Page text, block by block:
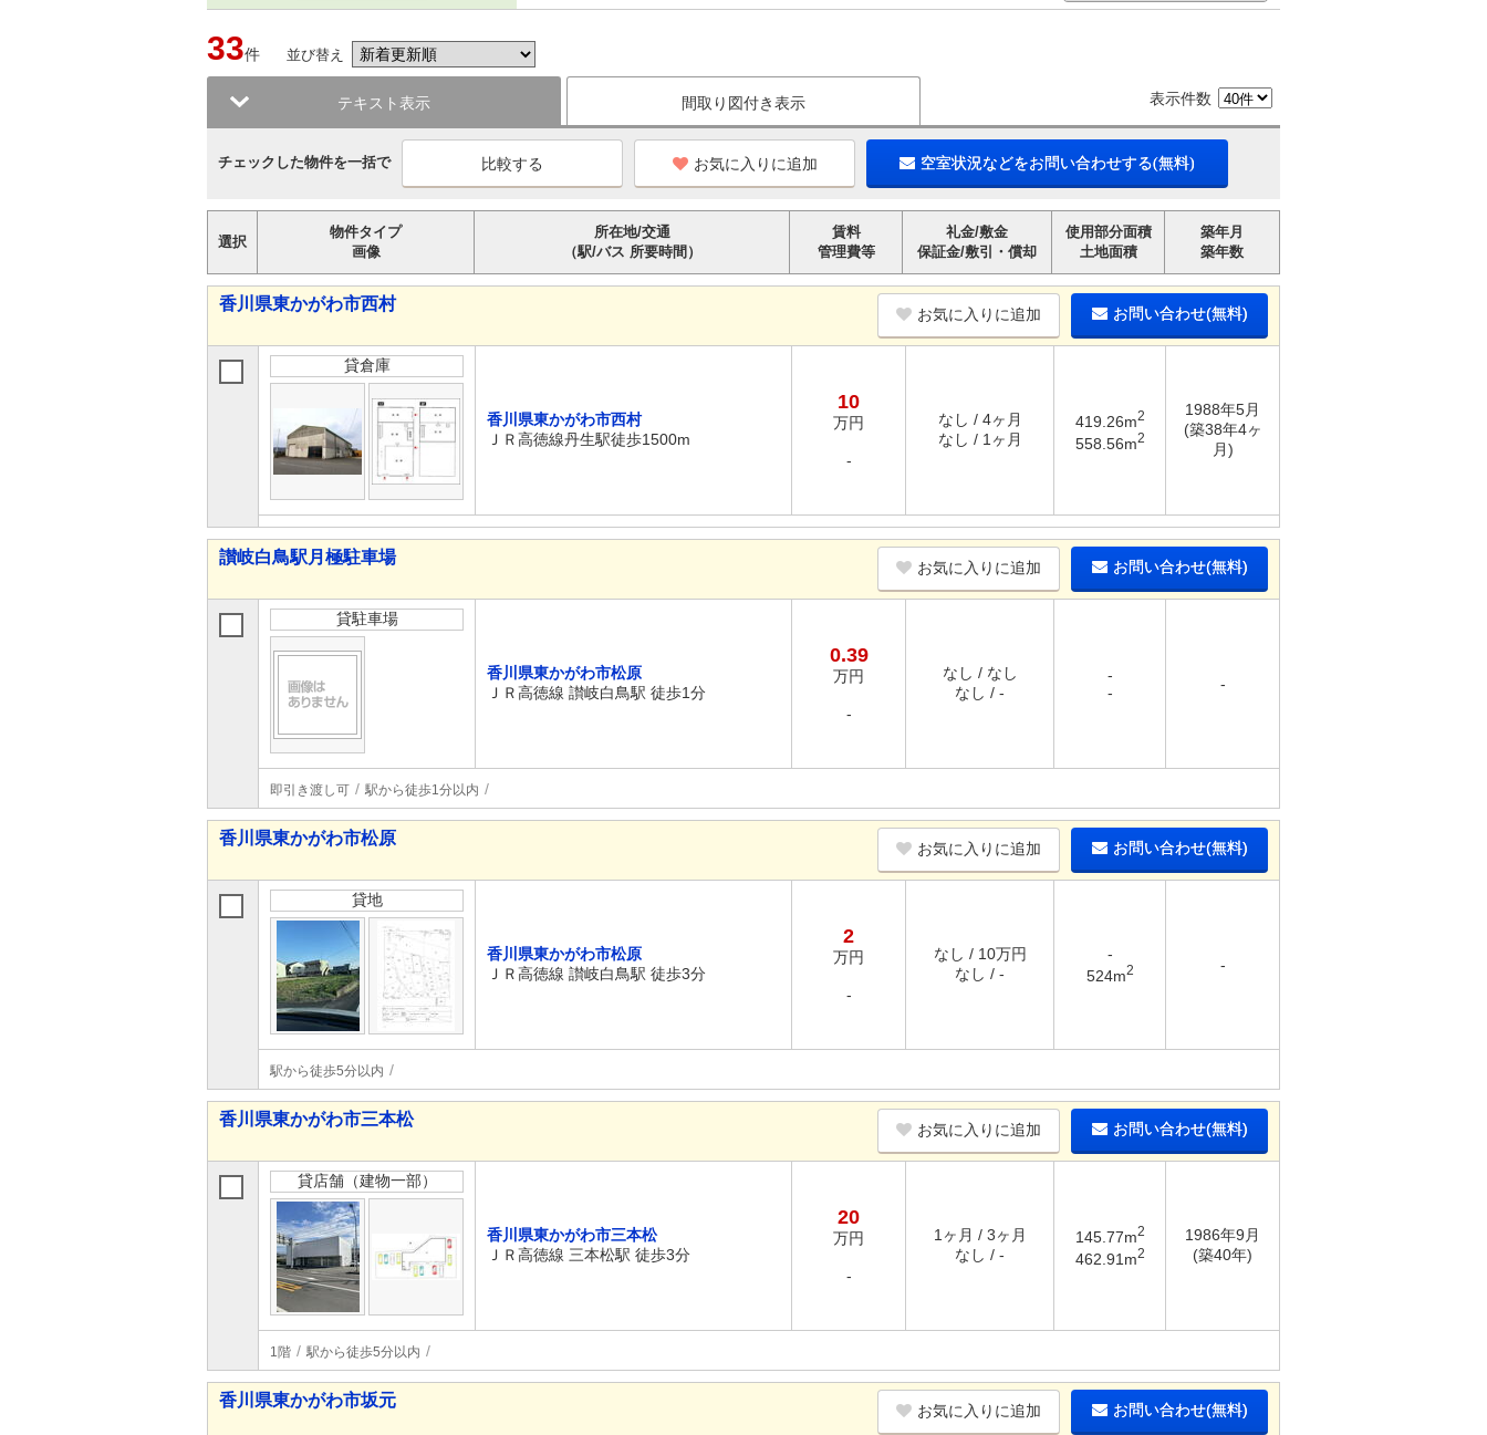
33件 並び替え
テキスト表示 間取り図付き表示 表示件数
チェックした物件を一括で お気に入りに追加 空室状況などをお問い合わせする(無料)
選択
物件タイプ
画像
所在地/交通
（駅/バス 所要時間）
賃料
管理費等
礼金/敷金
保証金/敷引・償却
使用部分面積
土地面積
築年月
築年数
香川県東かがわ市西村
お気に入りに追加 お問い合わせ(無料)
貸倉庫
香川県東かがわ市西村
ＪＲ高徳線丹生駅徒歩1500m
10
万円
-
なし / 4ヶ月
なし / 1ヶ月
419.26m2
558.56m2
1988年5月
(築38年4ヶ
月)
讃岐白鳥駅月極駐車場
お気に入りに追加 お問い合わせ(無料)
貸駐車場
香川県東かがわ市松原
ＪＲ高徳線 讃岐白鳥駅 徒歩1分
0.39
万円
-
なし / なし
なし / -
-
-
-
即引き渡し可 駅から徒歩1分以内
香川県東かがわ市松原
お気に入りに追加 お問い合わせ(無料)
貸地
香川県東かがわ市松原
ＪＲ高徳線 讃岐白鳥駅 徒歩3分
2
万円
-
なし / 10万円
なし / -
-
524m2 -
駅から徒歩5分以内
香川県東かがわ市三本松
お気に入りに追加 お問い合わせ(無料)
貸店舗（建物一部）
香川県東かがわ市三本松
ＪＲ高徳線 三本松駅 徒歩3分
20
万円
-
1ヶ月 / 3ヶ月
なし / -
145.77m2
462.91m2
1986年9月
(築40年)
1階 駅から徒歩5分以内
香川県東かがわ市坂元
お気に入りに追加 お問い合わせ(無料)